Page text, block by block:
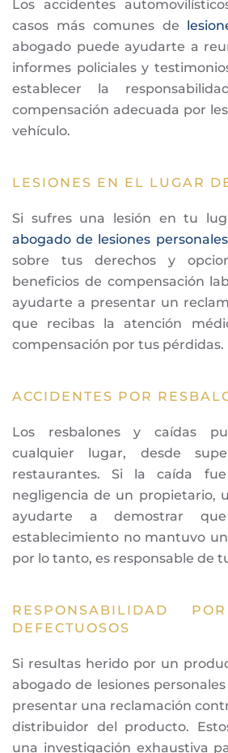
Los accidentes
casos más comunes de
abogado puede ayudarte a
informes policiales y
establecer la
compensación adecuada por
vehículo.
LESIONES EN EL LUGAR
Si sufres una lesión en tu
abogado de lesiones personales
sobre tus derechos y
beneficios de compensación
ayudarte a presentar un
que recibas la atención
compensación por tus pérdidas.
ACCIDENTES POR
Los resbalones y caídas
cualquier lugar, desde
restaurantes. Si la caída
negligencia de un propietario,
ayudarte a demostrar
establecimiento no mantuvo
por lo tanto, es responsable de
RESPONSABILIDAD
DEFECTUOSOS
Si resultas herido por un
abogado de lesiones
presentar una reclamación
distribuidor del producto.
una investigación exhaustiva